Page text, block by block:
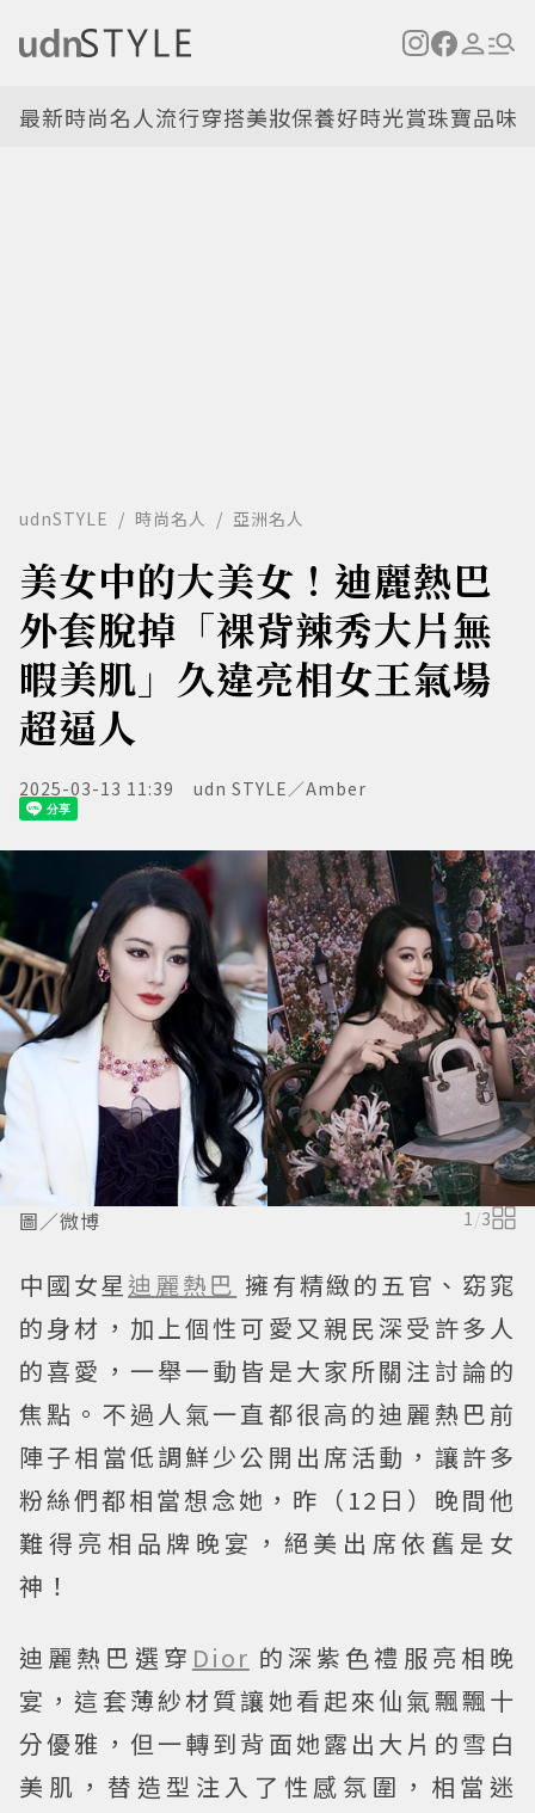
最新時尚名人流行穿搭美妝保養好時光賞珠寶品味
udnSTYLE 時尚名人 亞洲名人
美女中的大美女！迪麗熱巴
外套脫掉「裸背辣秀大片無
暇美肌」久違亮相女王氣場
超逼人
2025-03-13 11:39 udn STYLE／Amber
圖／微博 1/3
中國女星 迪麗熱巴 擁有精緻的五官、窈窕
的身材，加上個性可愛又親民深受許多人
的喜愛，一舉一動皆是大家所關注討論的
焦點。不過人氣一直都很高的迪麗熱巴前
陣子相當低調鮮少公開出席活動，讓許多
粉絲們都相當想念她，昨（12日）晚間他
難得亮相品牌晚宴，絕美出席依舊是女
神！
迪麗熱巴選穿 Dior 的深紫色禮服亮相晚
宴，這套薄紗材質讓她看起來仙氣飄飄十
分優雅，但一轉到背面她露出大片的雪白
美肌，替造型注入了性感氛圍，相當迷